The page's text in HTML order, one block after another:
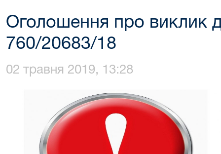
Оголошення про виклик
760/20683/18
02 травня 2019, 13:28